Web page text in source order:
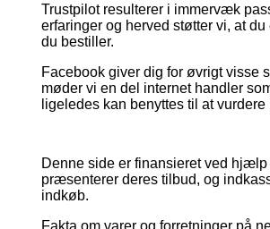
Trustpilot resulterer i immervæk
erfaringer og herved støtter vi, at
du bestiller.
Facebook giver dig for øvrigt visse
møder vi en del internet handler
ligeledes kan benyttes til at
Denne side er finansieret ved
præsenterer deres tilbud, og
indkøb.
Fakta om varer og forretninger på